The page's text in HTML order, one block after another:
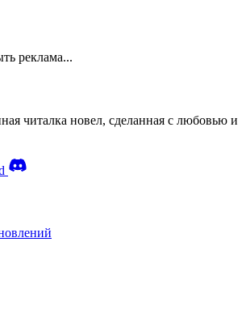
реклама...
читалка новел, сделанная с любовью и